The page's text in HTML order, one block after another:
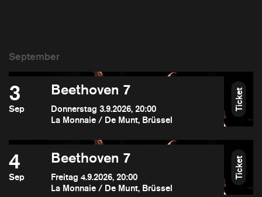
3
Sep
Beethoven 7
Donnerstag 3.9.2026, 20:00
La Monnaie / De Munt, Brüssel
Ticket
4
Sep
Beethoven 7
Freitag 4.9.2026, 20:00
La Monnaie / De Munt, Brüssel
Ticket